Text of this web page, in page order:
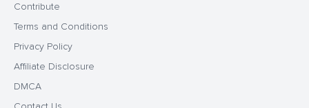
Contribute
Terms and Conditions
Privacy Policy
Affiliate Disclosure
DMCA